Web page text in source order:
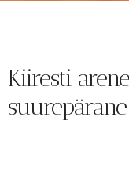
Kiiresti